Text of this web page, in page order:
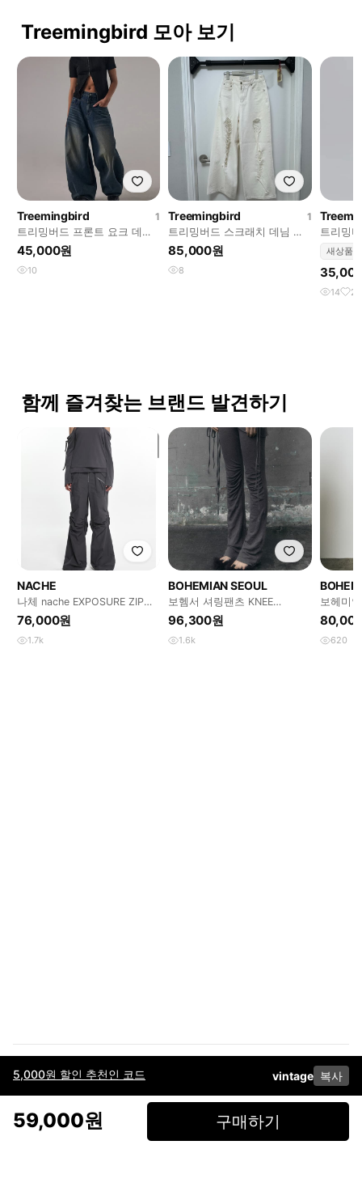
5,000원 할인 추천인 코드 vintage 복사
59,000원 구매하기
Treemingbird 모아 보기
Treemingbird
1
트리밍버드 프론트 요크 데님
팬츠 다크블루
45,000원
10
Treemingbird
1
트리밍버드 스크래치 데님 화
이트 사이즈1
85,000원
8
트리밍
스 화이
새상품
14 2
함께 즐겨찾는 브랜드 발견하기
NACHE
나체 nache EXPOSURE ZIP
DETAIL PANTS
76,000원
1.7k
BOHEMIAN SEOUL
보헴서 셔링팬츠 KNEE
SHIRRING WRAP 스커트팬츠
96,300원
1.6k
보헤미
데님 쇼
620
이용약관고객센터판매개인정보 처리방침사업자 정보다운로드
페이스북